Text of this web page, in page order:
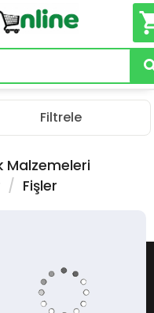
Filtrele
Malzemeleri
Fişler